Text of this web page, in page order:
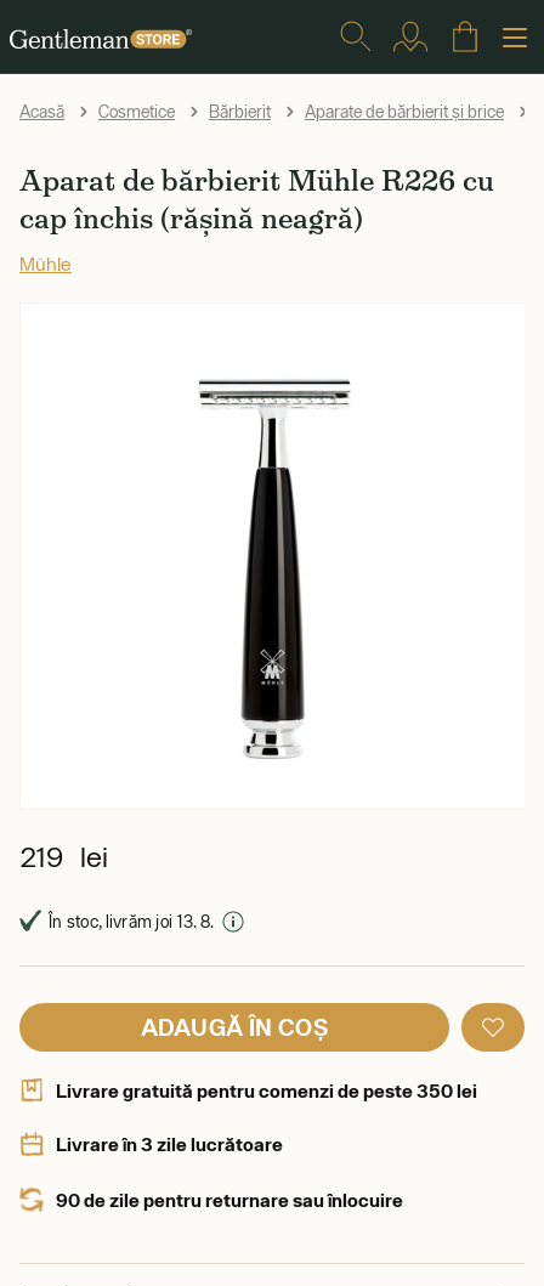
Acasă Cosmetice Bărbierit Aparate de bărbierit și brice
Aparat de bărbierit Mühle R226 cu
cap închis (rășină neagră)
Mühle
219 lei
În stoc, livrăm joi 13. 8.
ADAUGĂ ÎN COȘ
Livrare gratuită pentru comenzi de peste 350 lei
Livrare în 3 zile lucrătoare
90 de zile pentru returnare sau înlocuire